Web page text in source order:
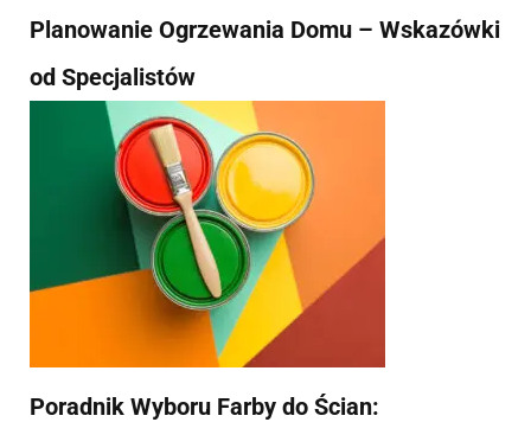
Planowanie Ogrzewania Domu – Wskazówki
od Specjalistów
Poradnik Wyboru Farby do Ścian: